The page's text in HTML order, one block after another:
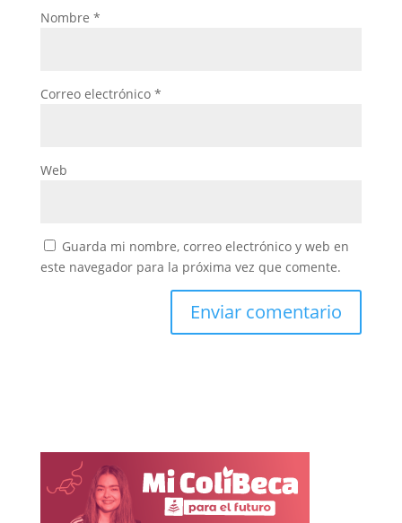
Nombre *
Correo electrónico *
Web
Guarda mi nombre, correo electrónico y web en
este navegador para la próxima vez que comente.